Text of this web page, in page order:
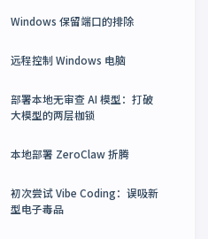
Windows 保留端口的排除
远程控制 Windows 电脑
部署本地无审查 AI 模型：打破
大模型的两层枷锁
本地部署 ZeroClaw 折腾
初次尝试 Vibe Coding：误吸新
型电子毒品